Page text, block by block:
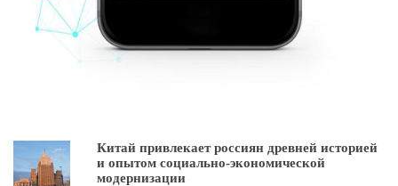
Китай привлекает россиян древней историей
и опытом социально-экономической
модернизации